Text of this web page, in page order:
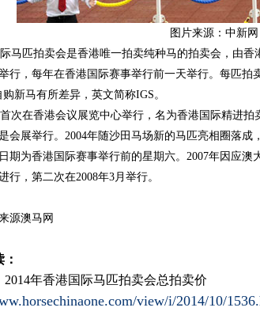
图片来源：中新网
马匹拍卖会是香港唯一拍卖纯种马的拍卖会，由香
行，每年在香港国际赛事举行前一天举行。每匹拍
新马有所差异，英文简称IGS。
次在香港会议展览中心举行，名为香港国际精进拍
会展举行。2004年随沙田马场新的马匹亮相圈落成
期为香港国际赛事举行前的星期六。2007年因应
行，第二次在2008年3月举行。
源澳马网
2014年香港国际马匹拍卖会总拍卖价
view/i/2014/10/